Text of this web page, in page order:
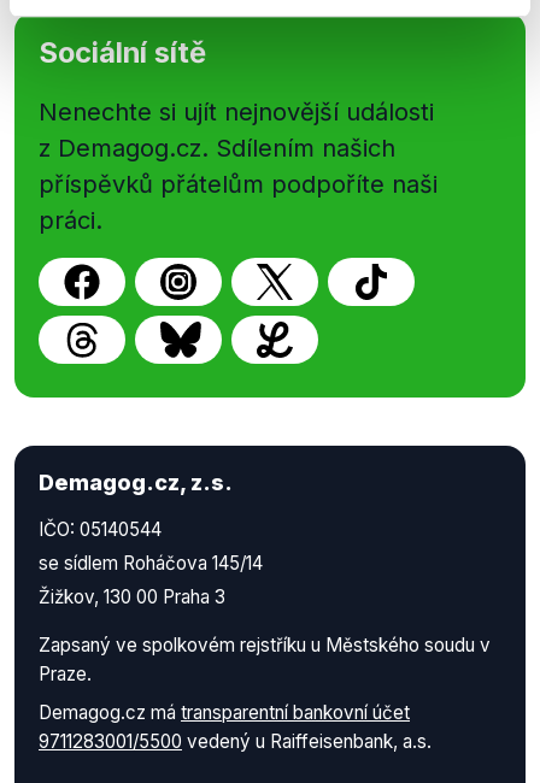
Sociální sítě
Nenechte si ujít nejnovější události
z Demagog.cz. Sdílením našich
příspěvků přátelům podpoříte naši
práci.
Demagog.cz, z.s.
IČO: 05140544
se sídlem Roháčova 145/14
Žižkov, 130 00 Praha 3
Zapsaný ve spolkovém rejstříku u Městského soudu v
Praze.
Demagog.cz má transparentní bankovní účet
9711283001/5500 vedený u Raiffeisenbank, a.s.